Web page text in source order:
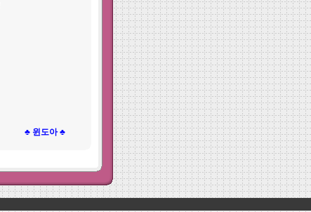
♣ 윈도아 ♣